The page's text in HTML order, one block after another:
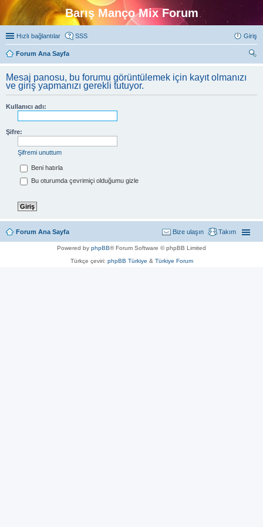
Barış Manço Mix Forum
Hızlı bağlantılar SSS Giriş
Forum Ana Sayfa
Mesaj panosu, bu forumu görüntülemek için kayıt olmanızı
ve giriş yapmanızı gerekli tutuyor.
Kullanıcı adı:
Şifre:
Şifremi unuttum
Beni hatırla
Bu oturumda çevrimiçi olduğumu gizle
Forum Ana Sayfa Takım
Bize ulaşın
Powered by phpBB® Forum Software © phpBB Limited
Türkçe çeviri: phpBB Türkiye & Türkiye Forum